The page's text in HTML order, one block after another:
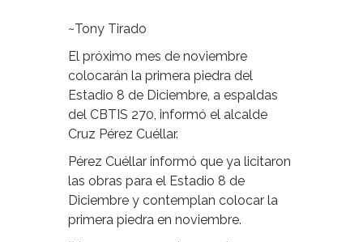
Para ti
Contacto
~Tony Tirado
El próximo mes de noviembre
colocarán la primera piedra del
Estadio 8 de Diciembre, a espaldas
del CBTIS 270, informó el alcalde
Cruz Pérez Cuéllar.
Pérez Cuéllar informó que ya licitaron
las obras para el Estadio 8 de
Diciembre y contemplan colocar la
primera piedra en noviembre.